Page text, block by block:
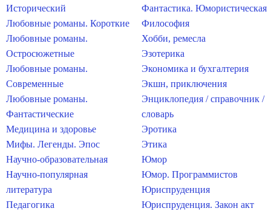
Исторический
Любовные романы. Короткие
Любовные романы.
Остросюжетные
Любовные романы.
Современные
Любовные романы.
Фантастические
Медицина и здоровье
Мифы. Легенды. Эпос
Научно-образовательная
Научно-популярная
литература
Педагогика
Фантастика. Юмористическая
Философия
Хобби, ремесла
Эзотерика
Экономика и бухгалтерия
Экшн, приключения
Энциклопедия / справочник /
словарь
Эротика
Этика
Юмор
Юмор. Программистов
Юриспруденция
Юриспруденция. Закон акт